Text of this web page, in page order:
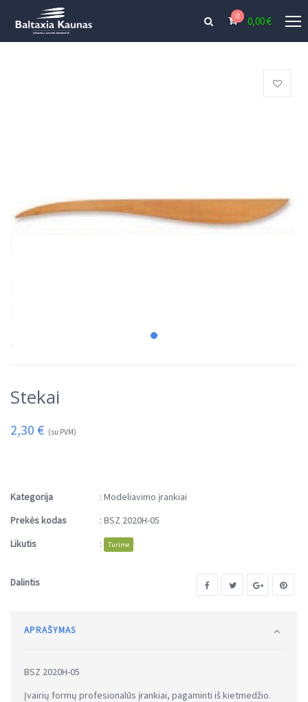
0 0,00€
Stekai
2,30 € (su PVM)
Kategorija : Modeliavimo įrankiai
Prekės kodas
: BSZ 2020H-05
Likutis
: Turime
Dalintis
APRAŠYMAS
BSZ 2020H-05
Įvairių formų profesionalūs įrankiai, pagaminti iš kietmedžio.